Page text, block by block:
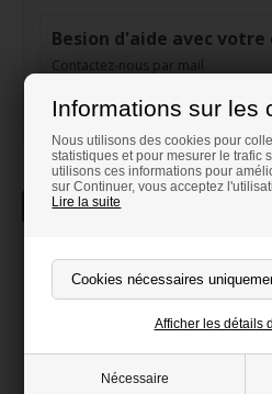
Informations sur les
Nous utilisons des cookies pour
statistiques et pour mesurer le trafic
utilisons ces informations pour
sur Continuer, vous acceptez
Lire la suite
Nécessaire
Afficher les détails
Besion d'aide avec votre
Contactez-nous par mail
La description
Panneau NON-
Brut 60 x 240 cm
Parfait pour les projets de